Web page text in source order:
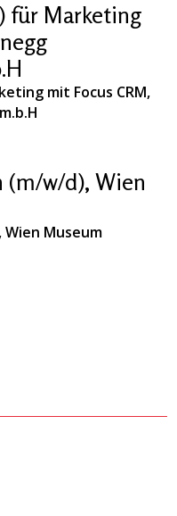
für Marketing
mit Focus CRM,
(m/w/d), Wien
Museum